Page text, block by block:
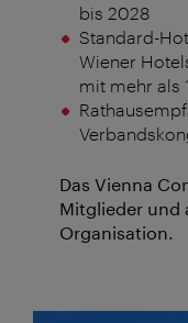
bis 2028
Standard-
Wiener
mit mehr als
Das Vienna
Mitglieder und
Organisation.